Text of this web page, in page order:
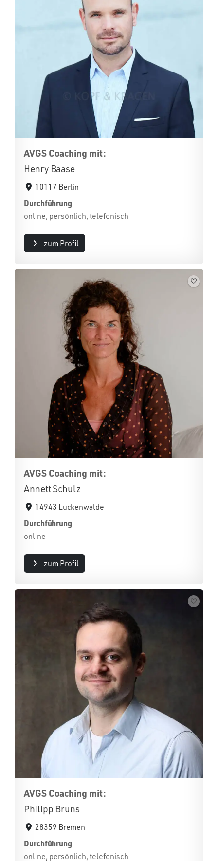
AVGS Coaching mit:
Henry Baase
10117 Berlin
Durchführung
online, persönlich, telefonisch
zum Profil
AVGS Coaching mit:
Annett Schulz
14943 Luckenwalde
Durchführung
online
zum Profil
AVGS Coaching mit:
Philipp Bruns
28359 Bremen
Durchführung
online, persönlich, telefonisch